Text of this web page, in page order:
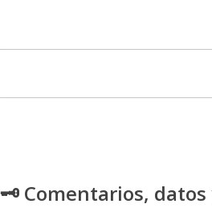
🗝 Comentarios, datos